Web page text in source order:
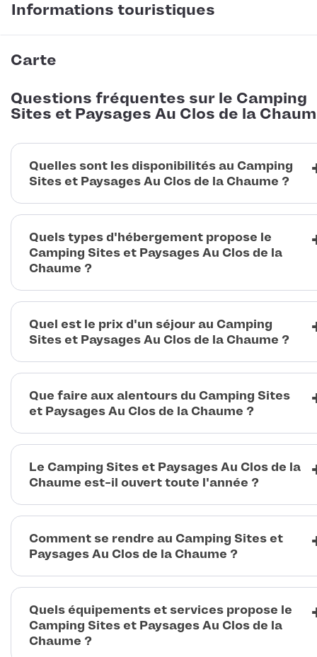
Informations touristiques
Carte
Questions fréquentes sur le Camping
Sites et Paysages Au Clos de la
Quelles sont les disponibilités au Camping
Sites et Paysages Au Clos de la Chaume ?
Quels types d'hébergement propose le
Camping Sites et Paysages Au Clos de la
Chaume ?
Quel est le prix d'un séjour au Camping
Sites et Paysages Au Clos de la Chaume ?
Que faire aux alentours du Camping Sites
et Paysages Au Clos de la Chaume ?
Le Camping Sites et Paysages Au Clos de la
Chaume est-il ouvert toute l'année ?
Comment se rendre au Camping Sites et
Paysages Au Clos de la Chaume ?
Quels équipements et services propose le
Camping Sites et Paysages Au Clos de la
Chaume ?